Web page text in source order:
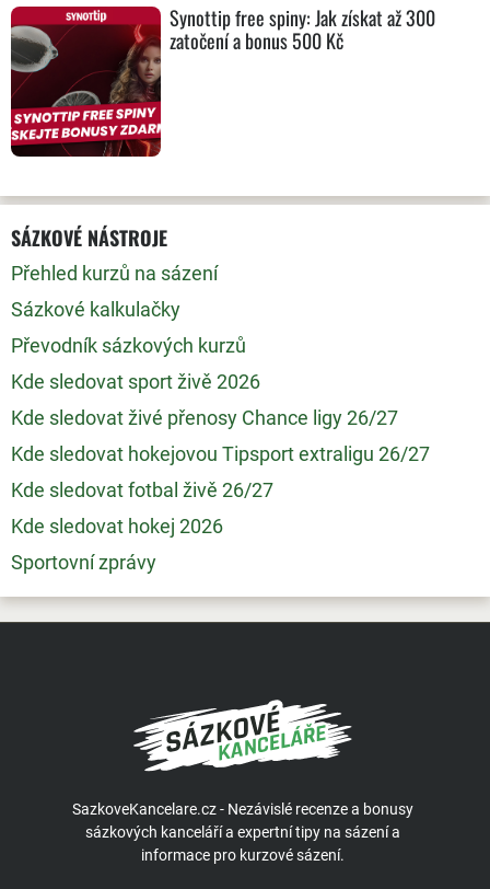
Synottip free spiny: Jak získat až 300
zatočení a bonus 500 Kč
SÁZKOVÉ NÁSTROJE
Přehled kurzů na sázení
Sázkové kalkulačky
Převodník sázkových kurzů
Kde sledovat sport živě 2026
Kde sledovat živé přenosy Chance ligy 26/27
Kde sledovat hokejovou Tipsport extraligu 26/27
Kde sledovat fotbal živě 26/27
Kde sledovat hokej 2026
Sportovní zprávy
SazkoveKancelare.cz - Nezávislé recenze a bonusy
sázkových kanceláří a expertní tipy na sázení a
informace pro kurzové sázení.